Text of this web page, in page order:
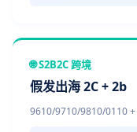
🌐 S2B2C 跨境
假发出海 2C + 2b
9610/9710/9810/0110 +